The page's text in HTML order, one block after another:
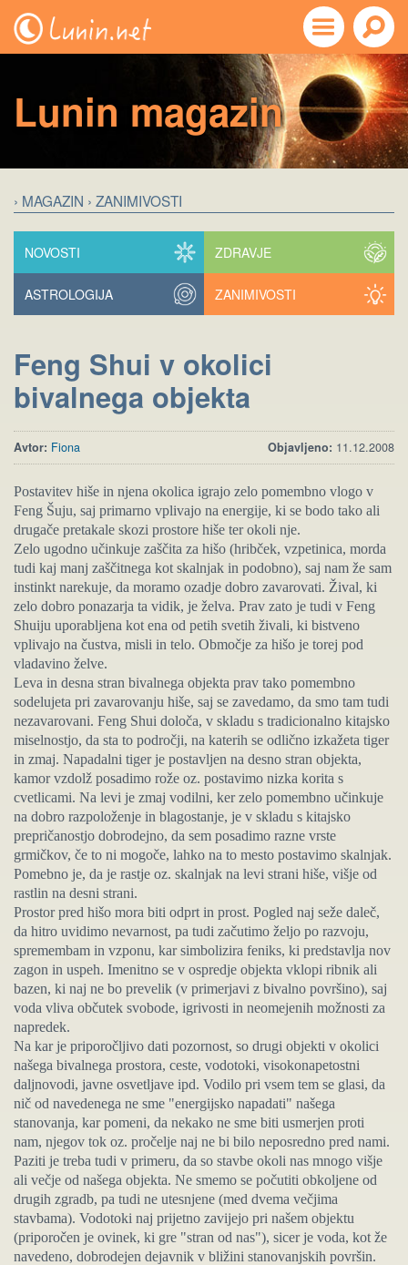
Lunin magazin
› MAGAZIN › ZANIMIVOSTI
NOVOSTI ZDRAVJE
ASTROLOGIJA ZANIMIVOSTI
Feng Shui v okolici
bivalnega objekta
Objavljeno: 11.12.2008
Avtor: Fiona
Postavitev hiše in njena okolica igrajo zelo pomembno vlogo v
Feng Šuju, saj primarno vplivajo na energije, ki se bodo tako ali
drugače pretakale skozi prostore hiše ter okoli nje.
Zelo ugodno učinkuje zaščita za hišo (hribček, vzpetinica, morda
tudi kaj manj zaščitnega kot skalnjak in podobno), saj nam že sam
instinkt narekuje, da moramo ozadje dobro zavarovati. Žival, ki
zelo dobro ponazarja ta vidik, je želva. Prav zato je tudi v Feng
Shuiju uporabljena kot ena od petih svetih živali, ki bistveno
vplivajo na čustva, misli in telo. Območje za hišo je torej pod
vladavino želve.
Leva in desna stran bivalnega objekta prav tako pomembno
sodelujeta pri zavarovanju hiše, saj se zavedamo, da smo tam tudi
nezavarovani. Feng Shui določa, v skladu s tradicionalno kitajsko
miselnostjo, da sta to področji, na katerih se odlično izkažeta tiger
in zmaj. Napadalni tiger je postavljen na desno stran objekta,
kamor vzdolž posadimo rože oz. postavimo nizka korita s
cvetlicami. Na levi je zmaj vodilni, ker zelo pomembno učinkuje
na dobro razpoloženje in blagostanje, je v skladu s kitajsko
prepričanostjo dobrodejno, da sem posadimo razne vrste
grmičkov, če to ni mogoče, lahko na to mesto postavimo skalnjak.
Pomebno je, da je rastje oz. skalnjak na levi strani hiše, višje od
rastlin na desni strani.
Prostor pred hišo mora biti odprt in prost. Pogled naj seže daleč,
da hitro uvidimo nevarnost, pa tudi začutimo željo po razvoju,
spremembam in vzponu, kar simbolizira feniks, ki predstavlja nov
zagon in uspeh. Imenitno se v ospredje objekta vklopi ribnik ali
bazen, ki naj ne bo prevelik (v primerjavi z bivalno površino), saj
voda vliva občutek svobode, igrivosti in neomejenih možnosti za
napredek.
Na kar je priporočljivo dati pozornost, so drugi objekti v okolici
našega bivalnega prostora, ceste, vodotoki, visokonapetostni
daljnovodi, javne osvetljave ipd. Vodilo pri vsem tem se glasi, da
nič od navedenega ne sme "energijsko napadati" našega
stanovanja, kar pomeni, da nekako ne sme biti usmerjen proti
nam, njegov tok oz. pročelje naj ne bi bilo neposredno pred nami.
Paziti je treba tudi v primeru, da so stavbe okoli nas mnogo višje
ali večje od našega objekta. Ne smemo se počutiti obkoljene od
drugih zgradb, pa tudi ne utesnjene (med dvema večjima
stavbama). Vodotoki naj prijetno zavijejo pri našem objektu
(priporočen je ovinek, ki gre "stran od nas"), sicer je voda, kot že
navedeno, dobrodejen dejavnik v bližini stanovanjskih površin.